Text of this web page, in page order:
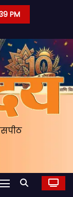
PM